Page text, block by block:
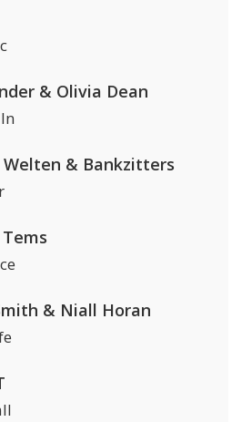
& Olivia Dean
Welten & Bankzitters
& Niall Horan